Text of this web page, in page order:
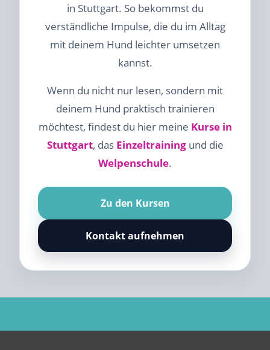
in Stuttgart. So bekommst du
verständliche Impulse, die du im Alltag
mit deinem Hund leichter umsetzen
kannst.
Wenn du nicht nur lesen, sondern mit
deinem Hund praktisch trainieren
möchtest, findest du hier meine Kurse in
Stuttgart, das Einzeltrainingund die
Welpenschule.
Zu den Kursen
Kontakt aufnehmen